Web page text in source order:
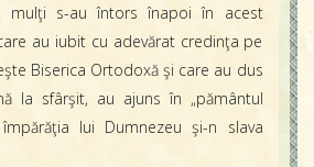
mulţi s-au întors înapoi în acest
au iubit cu adevărat credinţa pe
Biserica Ortodoxă şi care au dus
la sfârşit, au ajuns în „pământul
împărăţia lui Dumnezeu şi-n slava